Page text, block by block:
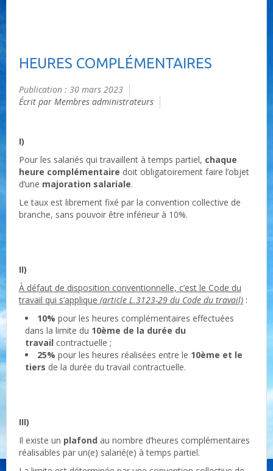
HEURES COMPLÉMENTAIRES
Publication : 30 mars 2023
Écrit par Membres administrateurs
I)
Pour les salariés qui travaillent à temps partiel, chaque
heure complémentaire doit obligatoirement faire l’objet
d’une majoration salariale.
Le taux est librement fixé par la convention collective de
branche, sans pouvoir être inférieur à 10%.
II)
À défaut de disposition conventionnelle, c’est le Code du
travail qui s’applique (article L.3123-29 du Code du travail) :
10% pour les heures complémentaires effectuées
dans la limite du 10ème de la durée du
travail contractuelle ;
25% pour les heures réalisées entre le 10ème et le
tiers de la durée du travail contractuelle.
III)
Il existe un plafond au nombre d’heures complémentaires
réalisables par un(e) salarié(e) à temps partiel.